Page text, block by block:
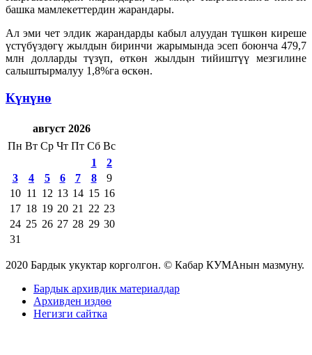
башка мамлекеттердин жарандары.
Ал эми чет элдик жарандарды кабыл алуудан түшкөн киреше
үстүбүздөгү жылдын биринчи жарымында эсеп боюнча 479,7
млн долларды түзүп, өткөн жылдын тийиштүү мезгилине
салыштырмалуу 1,8%га өскөн.
Күнүнө
август 2026
Пн Вт Ср Чт Пт Сб Вс
1
2
3
4 5 6 7 8
9
10 11 12 13 14 15 16
17 18 19 20 21 22 23
24 25 26 27 28 29 30
31
2020 Бардык укуктар корголгон. © Кабар КУМАнын мазмуну.
Бардык архивдик материалдар
Архивден издөө
Негизги сайтка